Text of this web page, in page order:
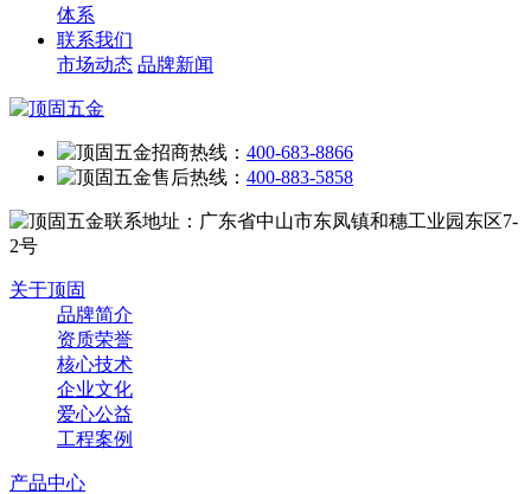
体系
联系我们
市场动态 品牌新闻
招商热线： 400-683-8866
售后热线： 400-883-5858
联系地址：广东省中山市东凤镇和穗工业园东区7-
2号
关于顶固
品牌简介
资质荣誉
核心技术
企业文化
爱心公益
工程案例
产品中心